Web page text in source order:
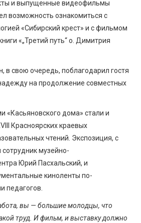
и выпущенные видеофильмы
возможность ознакомиться с
«Сибирский крест» и с фильмом
«„Третий путь“ о. Димитрия
в свою очередь, поблагодарил гостя
на продолжение совместных
«Касьяновского дома» стали и
Красноярских краевых
чтений. Экспозиция, с
музейно-
Юрий Пасхальский, и
киноленты по-
педагогов.
вы — большие молодцы, что
труд. И фильм, и выставку должно